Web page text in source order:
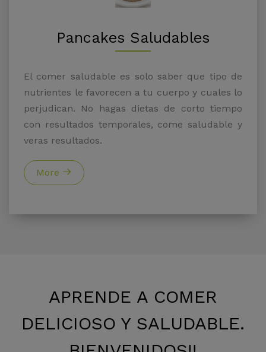
Pancakes Saludables
El comer saludable es solo saber que tipo de
nutrientes le favorecen a tu cuerpo y cuales lo
perjudican. No hagas dietas de corto tiempo
con resultados temporales, come saludable y
veras resultados.
More
APRENDE A COMER
DELICIOSO Y SALUDABLE.